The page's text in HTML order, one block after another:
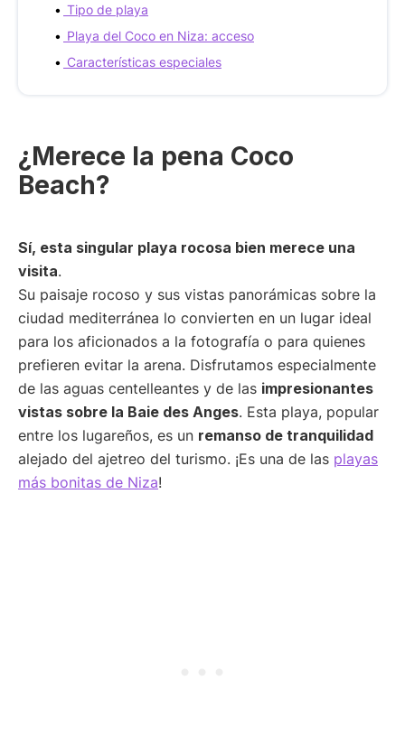
Tipo de playa
Playa del Coco en Niza: acceso
Características especiales
¿Merece la pena Coco
Beach?
Sí, esta singular playa rocosa bien merece una
visita.
Su paisaje rocoso y sus vistas panorámicas sobre la
ciudad mediterránea lo convierten en un lugar ideal
para los aficionados a la fotografía o para quienes
prefieren evitar la arena. Disfrutamos especialmente
de las aguas centelleantes y de las impresionantes
vistas sobre la Baie des Anges. Esta playa, popular
entre los lugareños, es un remanso de tranquilidad
alejado del ajetreo del turismo. ¡Es una de las playas
más bonitas de Niza!